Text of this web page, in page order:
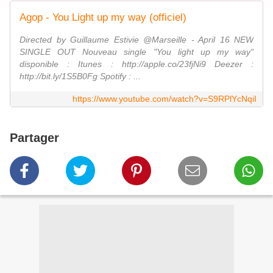
Agop - You Light up my way (officiel)
Directed by Guillaume Estivie @Marseille - April 16 NEW
SINGLE OUT Nouveau single "You light up my way"
disponible : Itunes : http://apple.co/23fjNi9 Deezer :
http://bit.ly/1S5B0Fg Spotify : ...
https://www.youtube.com/watch?v=S9RPlYcNqiI
Partager